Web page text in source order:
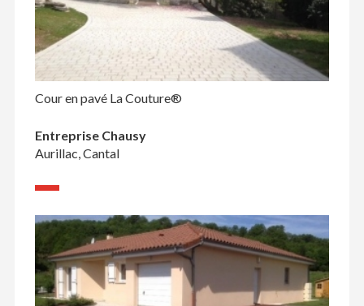
Cour en pavé La Couture®
Entreprise Chausy
Aurillac, Cantal